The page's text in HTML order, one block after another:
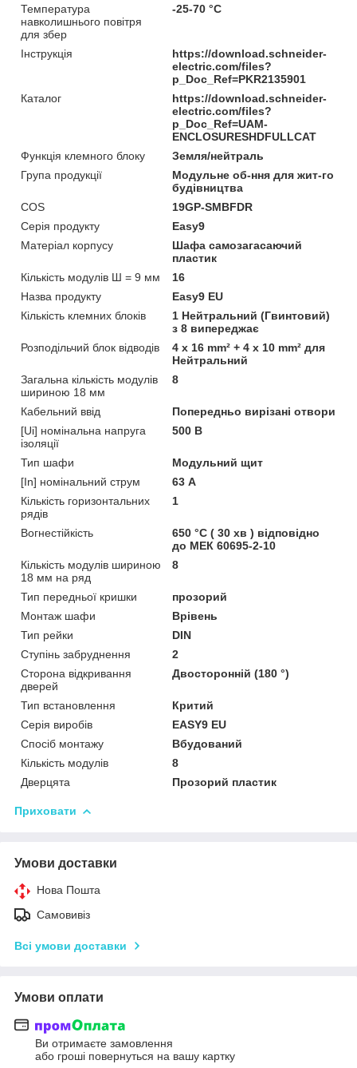
Температура
навколишнього повітря
для збер
-25-70 °C
Інструкція
https://download.schneider-
electric.com/files?
p_Doc_Ref=PKR2135901
Каталог
https://download.schneider-
electric.com/files?
p_Doc_Ref=UAM-
ENCLOSURESHDFULLCAT
Функція клемного блоку
Земля/нейтраль
Група продукції
Модульне об-ння для жит-го
будівництва
COS
19GP-SMBFDR
Серія продукту
Easy9
Матеріал корпусу
Шафа самозагасаючий
пластик
Кількість модулів Ш = 9 мм
16
Назва продукту
Easy9 EU
Кількість клемних блоків
1 Нейтральний (Гвинтовий)
з 8 випереджає
Розподільчий блок відводів
4 x 16 mm² + 4 x 10 mm² для
Нейтральний
Загальна кількість модулів
шириною 18 мм
8
Кабельний ввід
Попередньо вирізані отвори
[Ui] номінальна напруга
ізоляції
500 В
Тип шафи
Модульний щит
[In] номінальний струм
63 А
Кількість горизонтальних
рядів
1
Вогнестійкість
650 °C ( 30 хв ) відповідно
до МЕК 60695-2-10
Кількість модулів шириною
18 мм на ряд
8
Тип передньої кришки
прозорий
Монтаж шафи
Врівень
Тип рейки
DIN
Ступінь забруднення
2
Сторона відкривання
дверей
Двосторонній (180 °)
Тип встановлення
Критий
Серія виробів
EASY9 EU
Спосіб монтажу
Вбудований
Кількість модулів
8
Дверцята
Прозорий пластик
Приховати
Умови доставки
Нова Пошта
Самовивіз
Всі умови доставки
Умови оплати
Ви отримаєте замовлення
або гроші повернуться на вашу картку